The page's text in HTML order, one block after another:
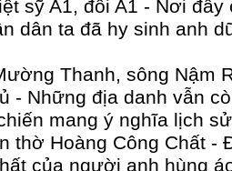
sỹ A1, đồi A1 - Nơi đây
dân ta đã hy sinh anh
Thanh, sông Nậm
- Những địa danh vẫn
mang ý nghĩa lịch
thờ Hoàng Công Chất -
của người anh hùng